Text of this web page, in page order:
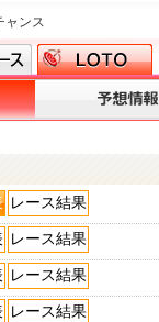
ャンス
レース結果
レース結果
レース結果
レース結果